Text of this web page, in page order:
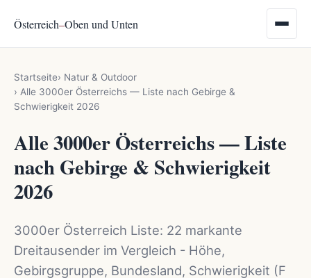
Österreich–Oben und Unten
Startseite
Natur & Outdoor
Alle 3000er Österreichs — Liste nach Gebirge &
Schwierigkeit 2026
Alle 3000er Österreichs — Liste
nach Gebirge & Schwierigkeit
2026
3000er Österreich Liste: 22 markante
Dreitausender im Vergleich - Höhe,
Gebirgsgruppe, Bundesland, Schwierigkeit (F